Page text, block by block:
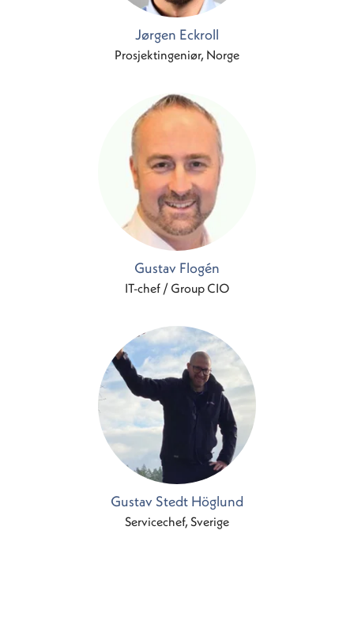
Jørgen Eckroll
Prosjektingeniør, Norge
Gustav Flogén
IT-chef / Group CIO
Gustav Stedt Höglund
Servicechef, Sverige